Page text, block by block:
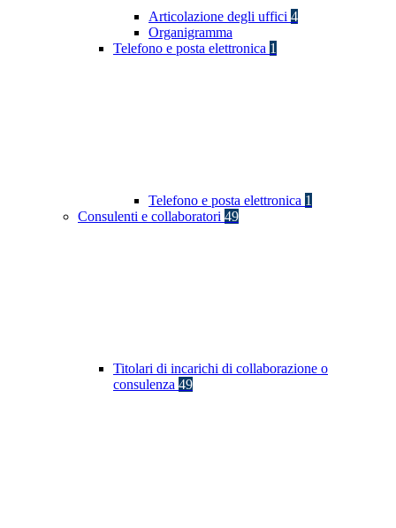
Articolazione degli uffici 4
Organigramma
Telefono e posta elettronica 1
Telefono e posta elettronica 1
Consulenti e collaboratori 49
Titolari di incarichi di collaborazione o
consulenza 49